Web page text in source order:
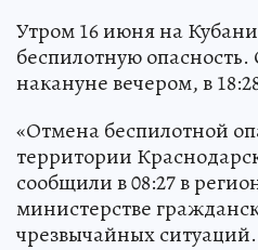
Утром 16 июня на
беспилотную
накануне вечером, в
«Отмена беспилотной
территории
сообщили в 08:27 в
министерстве
чрезвычайных ситуаций.